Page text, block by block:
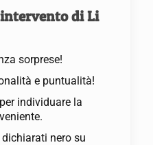
di Li
sorprese!
e puntualità!
individuare la
nero su